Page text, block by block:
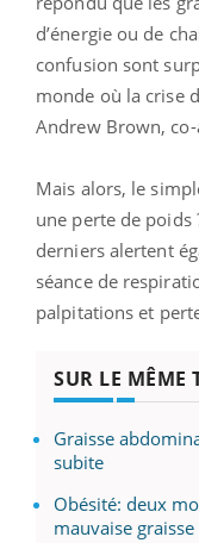
d’énergie ou de
confusion sont
monde où la crise
Andrew Brown, co-
Mais alors, le
une perte de poids
derniers alertent
séance de
palpitations et
SUR LE MÊME
Graisse
subite
Obésité: deux
mauvaise graisse